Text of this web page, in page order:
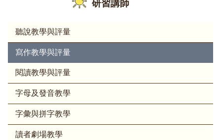
研習講師
聽說教學與評量
寫作教學與評量
閱讀教學與評量
字母及發音教學
字彙與拼字教學
讀者劇場教學